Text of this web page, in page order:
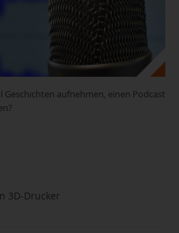
aufnehmen, einen Podcast
3D-Drucker